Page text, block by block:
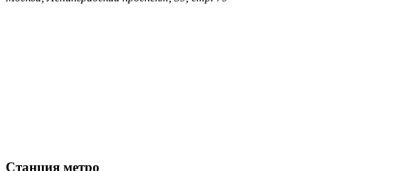
Станция метро